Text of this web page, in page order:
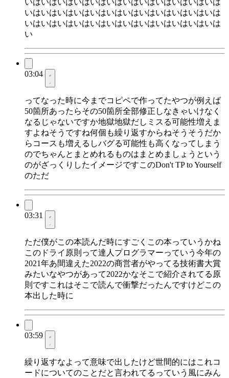
いはいはいはいはいはいはいはいはいはいはいはいは
いはいはいはいはいはいはいはいはいはいはいはいは
いはいはいはいはいはいはいはいはいはいはいはいは
い
03:04
ってなった時に今までコピペで作ってたやつが例えば
50箇所あったらその50箇所全部修正しなきゃいけなく
なるじゃないですか地獄地獄だしミスる可能性増えま
すよねそうですね何個も繰り返すからねそうそうだか
らコースも増えるしバグる可能性も高くなってしまう
のでちゃんとまとめれるものはまとめましょうという
のがざっくりしたイメージですこのDon't TP to Yourself
のただ
03:31
ただ僕がこの本読んだ時にすごくこの本っていうかね
このドライ原則って達人プログラマーっていう今年の
2021年あ間違えた2022の商営者がやってる技術書大賞
みたいなやつがあって2022かなそこで紹介されてる原
則ですこれはそこで読んで衝撃だったんですけどこの
本出した時に
03:59
繰り返すなよって意味で出したけど世間的にはこれコ
ードについてのことだと言われてるっていう風にみん